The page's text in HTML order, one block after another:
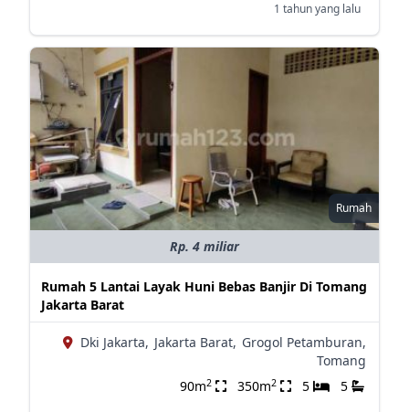
1 tahun yang lalu
Rumah
Rp. 4 miliar
Rumah 5 Lantai Layak Huni Bebas Banjir Di Tomang
Jakarta Barat
Dki Jakarta, Jakarta Barat, Grogol Petamburan,
Tomang
90m2 350m2 5 5